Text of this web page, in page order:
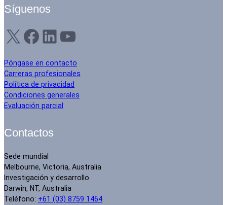
Síguenos
X Facebook LinkedIn YouTube
Póngase en contacto
Carreras profesionales
Política de privacidad
Condiciones generales
Evaluación parcial
Contactos
Sede mundial
Melbourne, Victoria, Australia
Investigación y desarrollo
Darwin, NT, Australia
Teléfono: +61 (03) 8759 1464